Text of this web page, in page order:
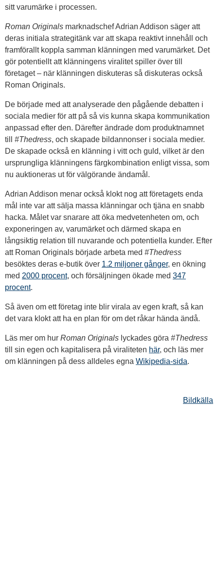
sitt varumärke i processen.
Roman Originals marknadschef Adrian Addison säger att
deras initiala strategitänk var att skapa reaktivt innehåll och
framförallt koppla samman klänningen med varumärket. Det
gör potentiellt att klänningens viralitet spiller över till
företaget – när klänningen diskuteras så diskuteras också
Roman Originals.
De började med att analyserade den pågående debatten i
sociala medier för att på så vis kunna skapa kommunikation
anpassad efter den. Därefter ändrade dom produktnamnet
till #Thedress, och skapade bildannonser i sociala medier.
De skapade också en klänning i vitt och guld, vilket är den
ursprungliga klänningens färgkombination enligt vissa, som
nu auktioneras ut för välgörande ändamål.
Adrian Addison menar också klokt nog att företagets enda
mål inte var att sälja massa klänningar och tjäna en snabb
hacka. Målet var snarare att öka medvetenheten om, och
exponeringen av, varumärket och därmed skapa en
långsiktig relation till nuvarande och potentiella kunder. Efter
att Roman Originals började arbeta med #Thedress
besöktes deras e-butik över 1.2 miljoner gånger, en ökning
med 2000 procent, och försäljningen ökade med 347
procent.
Så även om ett företag inte blir virala av egen kraft, så kan
det vara klokt att ha en plan för om det råkar hända ändå.
Läs mer om hur Roman Originals lyckades göra #Thedress
till sin egen och kapitalisera på viraliteten här, och läs mer
om klänningen på dess alldeles egna Wikipedia-sida.
Bildkälla